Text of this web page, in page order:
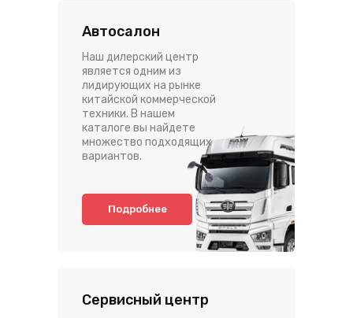
Автосалон
Наш дилерский центр
является одним из
лидирующих на рынке
китайской коммерческой
техники. В нашем
каталоге вы найдете
множество подходящих
вариантов.
Подробнее
Сервисный центр